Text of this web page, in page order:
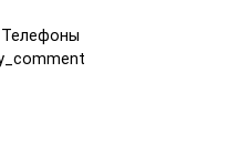
Телефоны